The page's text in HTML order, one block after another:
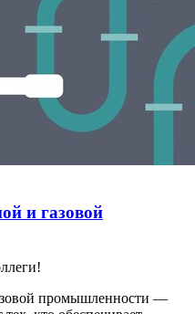
и газовой
промышленности —